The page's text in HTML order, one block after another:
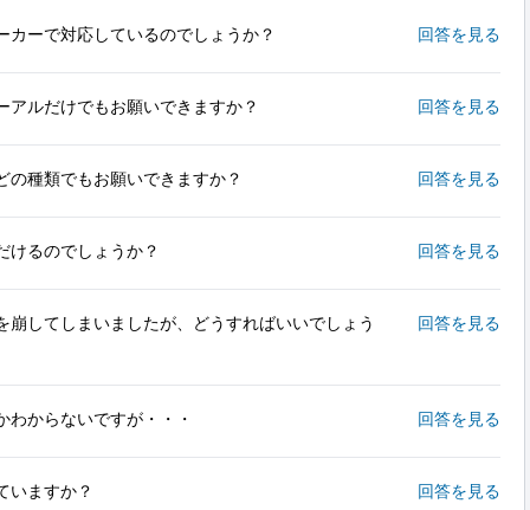
カーで対応しているのでしょうか？ 回答を見る
アルだけでもお願いできますか？ 回答を見る
の種類でもお願いできますか？ 回答を見る
けるのでしょうか？ 回答を見る
崩してしまいましたが、どうすればいいでしょう 回答を見る
わからないですが・・・ 回答を見る
いますか？ 回答を見る